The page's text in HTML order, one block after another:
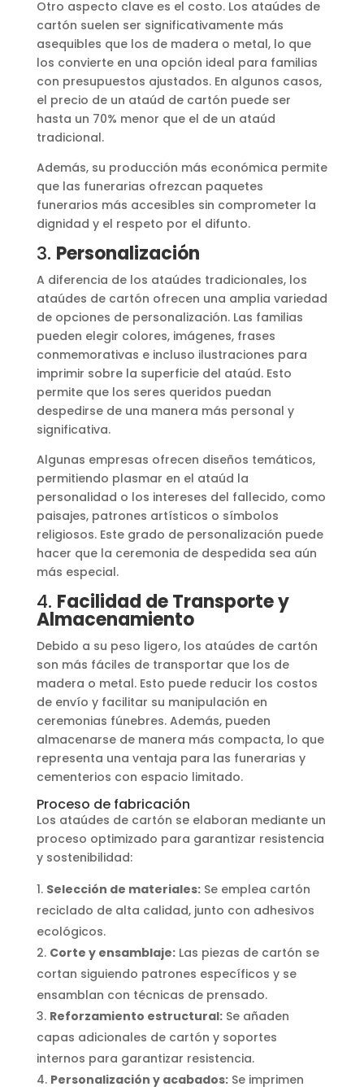
Otro aspecto clave es el costo. Los ataúdes de
cartón suelen ser significativamente más
asequibles que los de madera o metal, lo que
los convierte en una opción ideal para familias
con presupuestos ajustados. En algunos casos,
el precio de un ataúd de cartón puede ser
hasta un 70% menor que el de un ataúd
tradicional.
Además, su producción más económica permite
que las funerarias ofrezcan paquetes
funerarios más accesibles sin comprometer la
dignidad y el respeto por el difunto.
3. Personalización
A diferencia de los ataúdes tradicionales, los
ataúdes de cartón ofrecen una amplia variedad
de opciones de personalización. Las familias
pueden elegir colores, imágenes, frases
conmemorativas e incluso ilustraciones para
imprimir sobre la superficie del ataúd. Esto
permite que los seres queridos puedan
despedirse de una manera más personal y
significativa.
Algunas empresas ofrecen diseños temáticos,
permitiendo plasmar en el ataúd la
personalidad o los intereses del fallecido, como
paisajes, patrones artísticos o símbolos
religiosos. Este grado de personalización puede
hacer que la ceremonia de despedida sea aún
más especial.
4. Facilidad de Transporte y
Almacenamiento
Debido a su peso ligero, los ataúdes de cartón
son más fáciles de transportar que los de
madera o metal. Esto puede reducir los costos
de envío y facilitar su manipulación en
ceremonias fúnebres. Además, pueden
almacenarse de manera más compacta, lo que
representa una ventaja para las funerarias y
cementerios con espacio limitado.
Proceso de fabricación
Los ataúdes de cartón se elaboran mediante un
proceso optimizado para garantizar resistencia
y sostenibilidad:
Selección de materiales:Se emplea cartón
reciclado de alta calidad, junto con adhesivos
ecológicos.
Corte y ensamblaje:Las piezas de cartón se
cortan siguiendo patrones específicos y se
ensamblan con técnicas de prensado.
Reforzamiento estructural:Se añaden
capas adicionales de cartón y soportes
internos para garantizar resistencia.
Personalización y acabados:Se imprimen